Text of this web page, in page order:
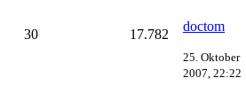
30 17.782
doctom
25. Oktober
2007, 22:22